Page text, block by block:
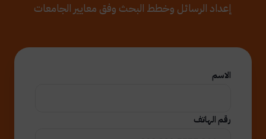
إعداد الرسائل وخطط البحث وفق معايير الجامعات
الاسم
رقم الهاتف